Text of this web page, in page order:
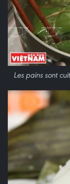
Les pains sont